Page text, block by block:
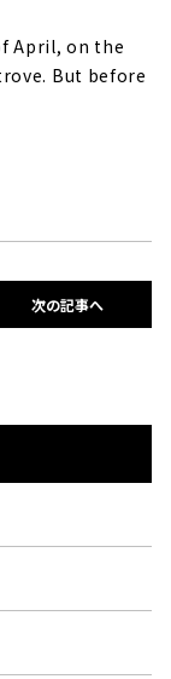
April, on the
But before
次の記事へ